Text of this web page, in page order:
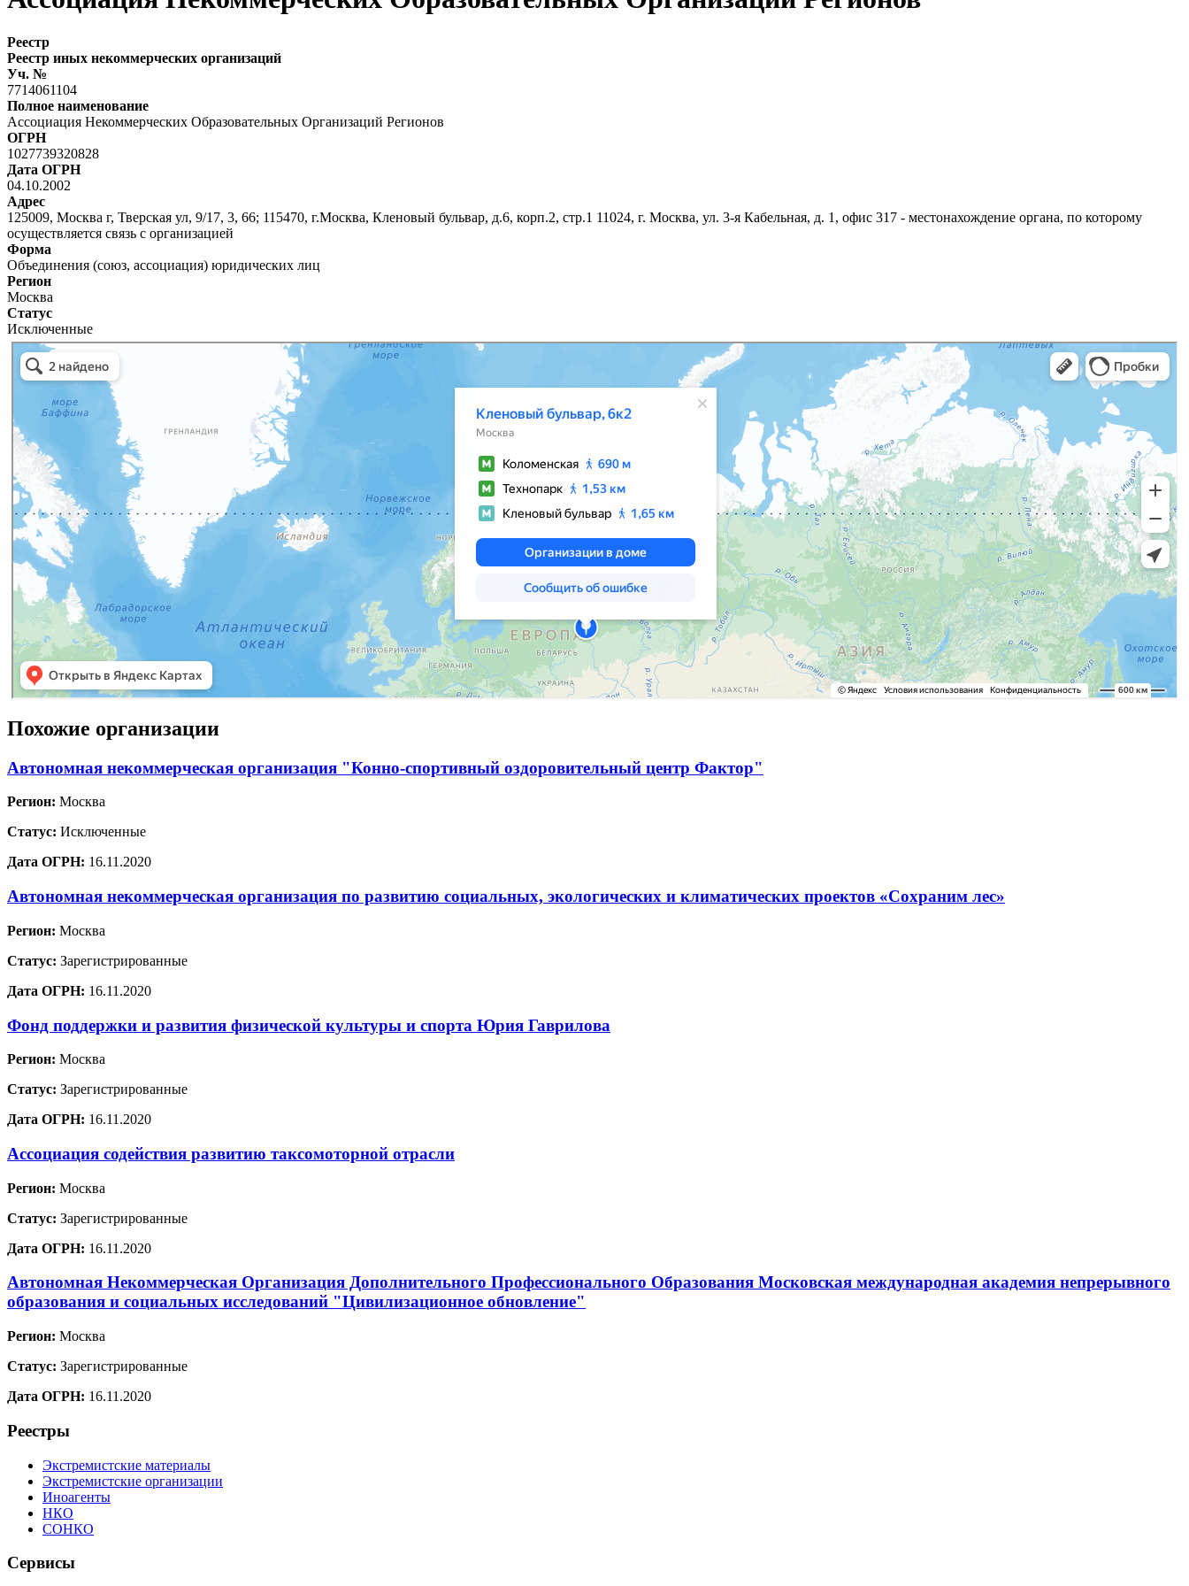
Реестр
Реестр иных некоммерческих организаций
Уч. №
7714061104
Полное наименование
Ассоциация Некоммерческих Образовательных Организаций Регионов
ОГРН
1027739320828
Дата ОГРН
04.10.2002
Адрес
125009, Москва г, Тверская ул, 9/17, 3, 66; 115470, г.Москва, Кленовый бульвар, д.6, корп.2, стр.1 11024, г. Москва, ул. 3-я Кабельная, д. 1, офис 317 - местонахождение органа, по которому
осуществляется связь с организацией
Форма
Объединения (союз, ассоциация) юридических лиц
Регион
Москва
Статус
Исключенные
Похожие организации
Автономная некоммерческая организация "Конно-спортивный оздоровительный центр Фактор"
Регион: Москва
Статус: Исключенные
Дата ОГРН: 16.11.2020
Автономная некоммерческая организация по развитию социальных, экологических и климатических проектов «Сохраним лес»
Регион: Москва
Статус: Зарегистрированные
Дата ОГРН: 16.11.2020
Фонд поддержки и развития физической культуры и спорта Юрия Гаврилова
Регион: Москва
Статус: Зарегистрированные
Дата ОГРН: 16.11.2020
Ассоциация содействия развитию таксомоторной отрасли
Регион: Москва
Статус: Зарегистрированные
Дата ОГРН: 16.11.2020
Автономная Некоммерческая Организация Дополнительного Профессионального Образования Московская международная академия непрерывного
образования и социальных исследований "Цивилизационное обновление"
Регион: Москва
Статус: Зарегистрированные
Дата ОГРН: 16.11.2020
Реестры
Экстремистские материалы
Экстремистские организации
Иноагенты
НКО
СОНКО
Сервисы